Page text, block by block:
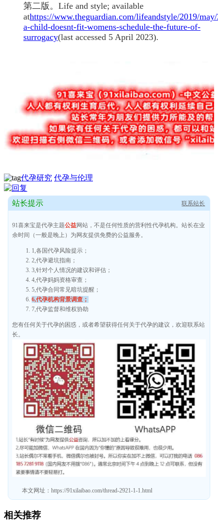
第二版。Life and style; available
athttps://www.theguardian.com/lifeandstyle/2019/
a-child-doesnt-fit-womens-schedule-the-future-of-
surrogacy(last accessed 5 April 2023).
代孕研究 代孕与伦理
站长提示
91喜来宝是代孕主题公益网站，不是任何性质的营利性代孕机构。站长在业
余时间（一般是晚上）为网友提供免费的公益服务。
1,各国代孕风险提示；
2,代孕避坑指南；
3,针对个人情况的建议和评估；
4,代孕妈妈资格审查；
5,代孕合同常见暗坑提醒；
6,代孕机构背景调查；
7,代孕监督和维权协助
您有任何关于代孕的困惑，或者希望获得任何关于代孕的建议，欢迎联系站
长。
本文网址： https://91xilaibao.com/thread-2921-1-1.html
联系站长
相关推荐